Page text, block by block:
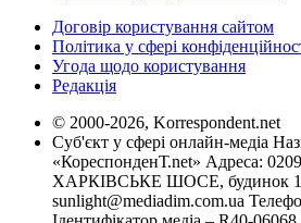
Договір користування сайтом
Політика у сфері
Угода щодо користування
Редакція
© 2000-2026, Korrespondent.net
Суб'єкт у сфері онлайн-медіа
«КореспонденТ.net» Адреса:
ХАРКІВСЬКЕ ШОСЕ, будинок
sunlight@mediadim.com.ua